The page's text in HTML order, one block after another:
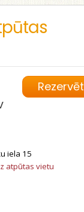
Rezervēt
iela 15
atpūtas vietu